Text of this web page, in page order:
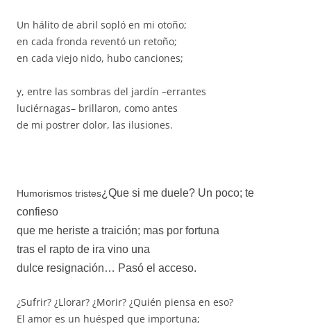
Un hálito de abril sopló en mi otoño;
en cada fronda reventó un retoño;
en cada viejo nido, hubo canciones;
y, entre las sombras del jardín –errantes
luciérnagas– brillaron, como antes
de mi postrer dolor, las ilusiones.
Humorismos tristes¿Que si me duele? Un poco; te
confieso
que me heriste a traición; mas por fortuna
tras el rapto de ira vino una
dulce resignación… Pasó el acceso.
¿Sufrir? ¿Llorar? ¿Morir? ¿Quién piensa en eso?
El amor es un huésped que importuna;